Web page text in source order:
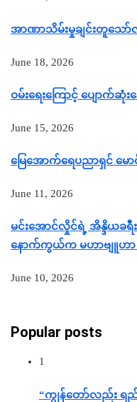
အာဏာသိမ်းမှုချင်းတူသော်
June 18, 2026
ဝမ်းရေးကြောင့် ပျောက်
June 15, 2026
မြေအောက်ရေပညာရှင် မော
June 11, 2026
မင်းအောင်လှိုင်ရဲ့ အိန္ဒိယခရီ
နောက်ကွယ်က မဟာဗျူဟာ
June 10, 2026
Popular posts
1
“ကျွန်တော်လည်း ရည်